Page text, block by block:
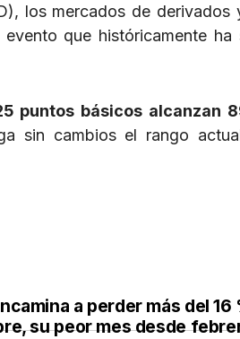
los mercados de derivados
que históricamente ha
puntos básicos alcanzan
sin cambios el rango
a perder más del 16
su peor mes desde